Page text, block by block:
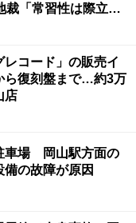
「常習性は際立っ
に重い」
レコード」の販売イ
復刻盤まで…約3万
店
車場 岡山駅方面の
の故障が原因